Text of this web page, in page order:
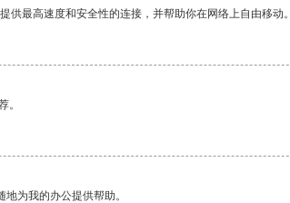
供最高速度和安全性的连接，并帮助你在网络上自由移动。
。
为我的办公提供帮助。